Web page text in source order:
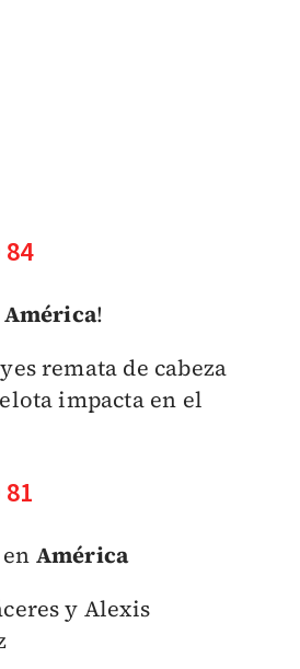
América!
remata de cabeza
impacta en el
América
y Alexis